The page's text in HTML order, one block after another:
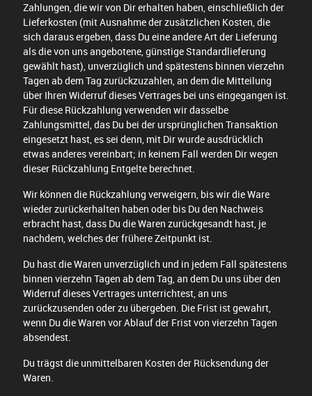
Zahlungen, die wir von Dir erhalten haben, einschließlich der
Lieferkosten (mit Ausnahme der zusätzlichen Kosten, die
sich daraus ergeben, dass Du eine andere Art der Lieferung
als die von uns angebotene, günstige Standardlieferung
gewählt hast), unverzüglich und spätestens binnen vierzehn
Tagen ab dem Tag zurückzuzahlen, an dem die Mitteilung
über Ihren Widerruf dieses Vertrages bei uns eingegangen ist.
Für diese Rückzahlung verwenden wir dasselbe
Zahlungsmittel, das Du bei der ursprünglichen Transaktion
eingesetzt hast, es sei denn, mit Dir wurde ausdrücklich
etwas anderes vereinbart; in keinem Fall werden Dir wegen
dieser Rückzahlung Entgelte berechnet.
Wir können die Rückzahlung verweigern, bis wir die Ware
wieder zurückerhalten haben oder bis Du den Nachweis
erbracht hast, dass Du die Waren zurückgesandt hast, je
nachdem, welches der frühere Zeitpunkt ist.
Du hast die Waren unverzüglich und in jedem Fall spätestens
binnen vierzehn Tagen ab dem Tag, an dem Du uns über den
Widerruf dieses Vertrages unterrichtest, an uns
zurückzusenden oder zu übergeben. Die Frist ist gewahrt,
wenn Du die Waren vor Ablauf der Frist von vierzehn Tagen
absendest.
Du trägst die unmittelbaren Kosten der Rücksendung der
Waren.